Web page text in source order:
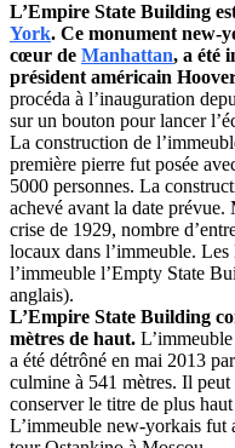
L’Empire State Building
York. Ce monument new-
cœur de Manhattan, a été
président américain
procéda à l’inauguration
sur un bouton pour lancer
La construction de
première pierre fut posée
5000 personnes. La
achevé avant la date prévue.
crise de 1929, nombre
locaux dans l’immeuble.
l’immeuble l’Empty State
anglais).
L’Empire State Building
mètres de haut.
a été détrôné en mai 2013
culmine à 541 mètres. Il
conserver le titre de plus
L’immeuble new-yorkais fut